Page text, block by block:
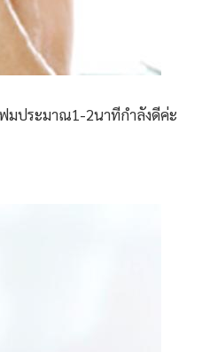
มประมาณ1-2นาทีกำลังดีค่ะ